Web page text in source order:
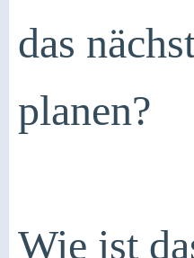
das
planen?
Wie ist